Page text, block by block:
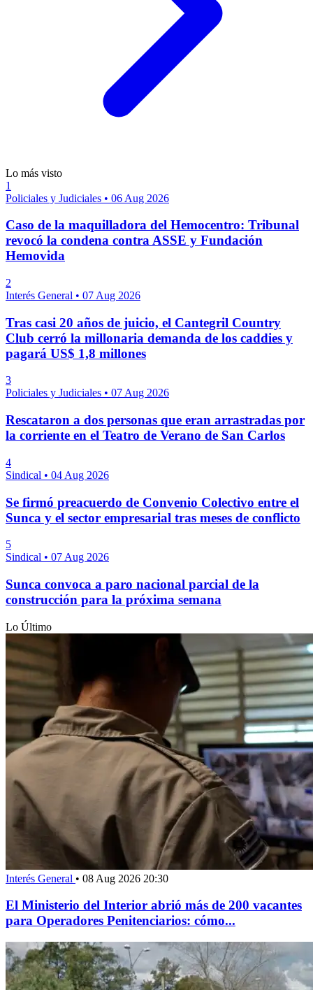
Lo más visto
1
Policiales y Judiciales • 06 Aug 2026
Caso de la maquilladora del Hemocentro: Tribunal
revocó la condena contra ASSE y Fundación
Hemovida
2
Interés General • 07 Aug 2026
Tras casi 20 años de juicio, el Cantegril Country
Club cerró la millonaria demanda de los caddies y
pagará US$ 1,8 millones
3
Policiales y Judiciales • 07 Aug 2026
Rescataron a dos personas que eran arrastradas por
la corriente en el Teatro de Verano de San Carlos
4
Sindical • 04 Aug 2026
Se firmó preacuerdo de Convenio Colectivo entre el
Sunca y el sector empresarial tras meses de conflicto
5
Sindical • 07 Aug 2026
Sunca convoca a paro nacional parcial de la
construcción para la próxima semana
Lo Último
Interés General • 08 Aug 2026 20:30
El Ministerio del Interior abrió más de 200 vacantes
para Operadores Penitenciarios: cómo...